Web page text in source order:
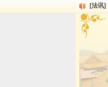
[法讯]
[法讯]
[法讯]
[法讯]
[法讯]
[法讯]
[法讯]